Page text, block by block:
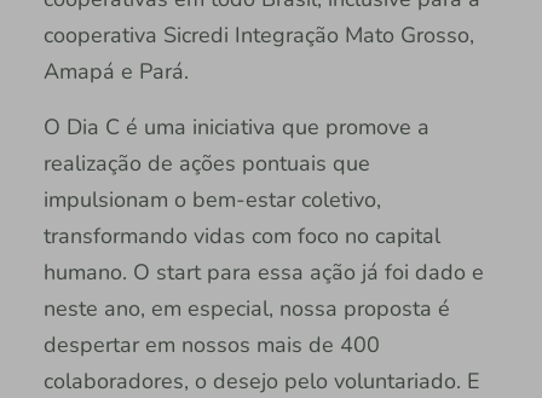
cooperativa Sicredi Integração Mato Grosso,
Amapá e Pará.
O Dia C é uma iniciativa que promove a
realização de ações pontuais que
impulsionam o bem-estar coletivo,
transformando vidas com foco no capital
humano. O start para essa ação já foi dado e
neste ano, em especial, nossa proposta é
despertar em nossos mais de 400
colaboradores, o desejo pelo voluntariado. E